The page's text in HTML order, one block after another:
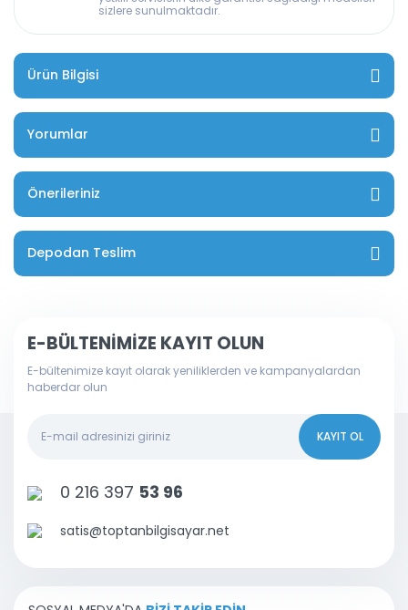
sizlere sunulmaktadır.
Ürün Bilgisi
Yorumlar
Önerileriniz
Depodan Teslim
E-BÜLTENİMİZE KAYIT OLUN
E-bültenimize kayıt olarak yeniliklerden ve kampanyalardan
haberdar olun
KAYIT OL
0 216 397 53 96
satis@toptanbilgisayar.net